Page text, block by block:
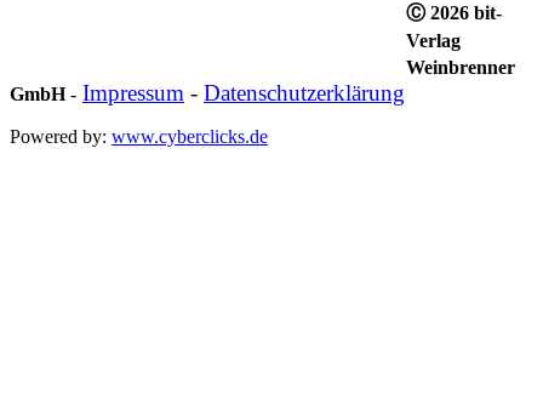
Ⓒ 2026 bit-
Verlag
Weinbrenner
GmbH- Impressum - Datenschutzerklärung
Powered by: www.cyberclicks.de